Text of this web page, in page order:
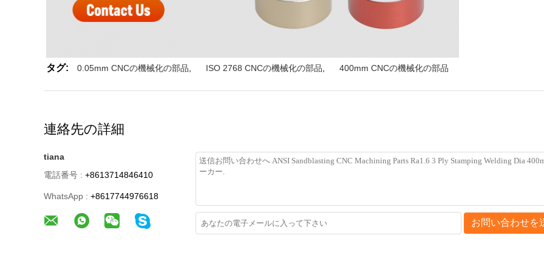
タグ: 0.05mm CNCの機械化の部品 ISO 2768 CNCの機械化の部品 400mm CNCの機械化の部品
連絡先の詳細
tiana
電話番号 : +8613714846410
WhatsApp : +8617744976618
お問い合わせを